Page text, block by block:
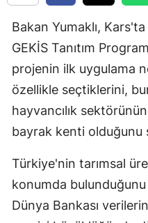
Bakan Yumaklı,
GEKİS Tanıtım
projenin ilk uygulama
özellikle seçtiklerini,
hayvancılık
bayrak kenti olduğunu
Türkiye'nin tarımsal
konumda bulunduğunu
Dünya Bankası